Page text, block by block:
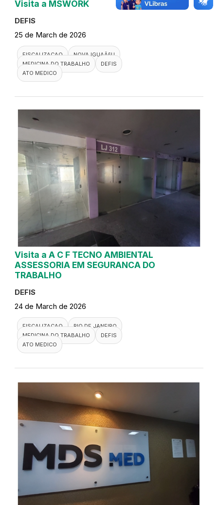
Visita a MSWORK
DEFIS
25 de March de 2026
FISCALIZACAO
NOVA IGUAÃ§U
MEDICINA DO TRABALHO
DEFIS
ATO MEDICO
Visita a A C F TECNO AMBIENTAL
ASSESSORIA EM SEGURANCA DO
TRABALHO
DEFIS
24 de March de 2026
FISCALIZACAO
RIO DE JANEIRO
MEDICINA DO TRABALHO
DEFIS
ATO MEDICO